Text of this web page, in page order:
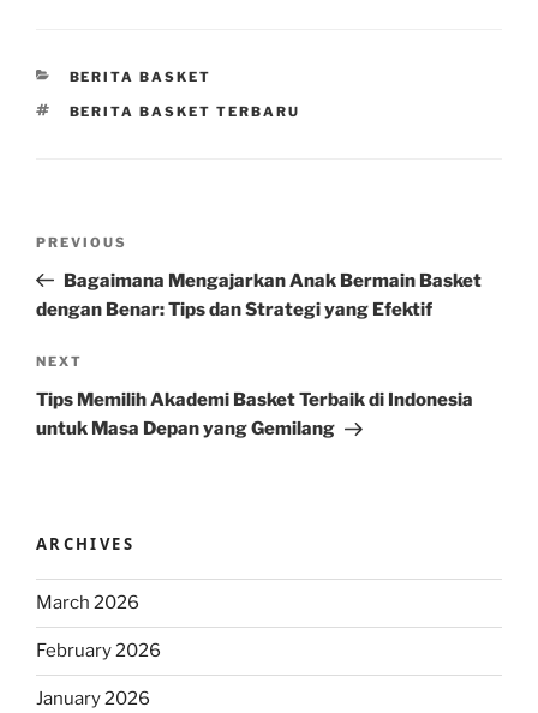
CATEGORIES
BERITA BASKET
TAGS
BERITA BASKET TERBARU
Previous
Post
PREVIOUS
Bagaimana Mengajarkan Anak Bermain Basket
dengan Benar: Tips dan Strategi yang Efektif
Next
Post
NEXT
Tips Memilih Akademi Basket Terbaik di Indonesia
untuk Masa Depan yang Gemilang
ARCHIVES
March 2026
February 2026
January 2026